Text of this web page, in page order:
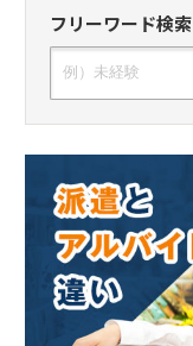
フリーワード検索